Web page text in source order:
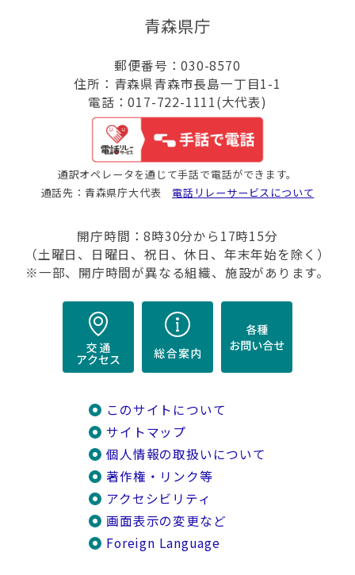
青森県庁
郵便番号：030-8570
住所：青森県青森市長島一丁目1-1
電話：017-722-1111(大代表)
通訳オペレータを通じて手話で電話ができます。
通話先：青森県庁大代表 電話リレーサービスについて
開庁時間：8時30分から17時15分
（土曜日、日曜日、祝日、休日、年末年始を除く）
※一部、開庁時間が異なる組織、施設があります。
このサイトについて
サイトマップ
個人情報の取扱いについて
著作権・リンク等
アクセシビリティ
画面表示の変更など
Foreign Language